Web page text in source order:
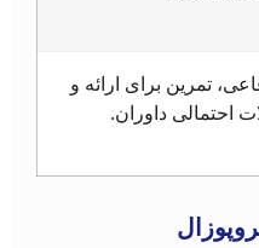
تمرین برای ارائه و
احتمالی داوران.